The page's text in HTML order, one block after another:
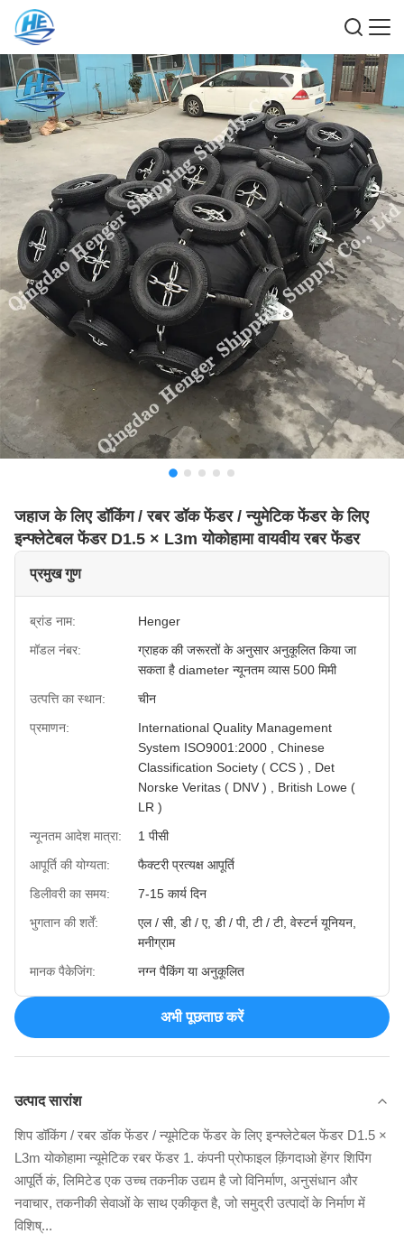
जहाज के लिए डॉकिंग / रबर डॉक फेंडर / न्युमेटिक फेंडर के लिए
इन्फ्लेटेबल फेंडर D1.5 × L3m योकोहामा वायवीय रबर फेंडर
प्रमुख गुण
ब्रांड नाम:
Henger
मॉडल नंबर:
ग्राहक की जरूरतों के अनुसार अनुकूलित किया जा
सकता है diameter न्यूनतम व्यास 500 मिमी
उत्पत्ति का स्थान:
चीन
प्रमाणन:
International Quality Management
System ISO9001:2000 , Chinese
Classification Society ( CCS ) , Det
Norske Veritas ( DNV ) , British Lowe (
LR )
न्यूनतम आदेश मात्रा:
1 पीसी
आपूर्ति की योग्यता:
फैक्टरी प्रत्यक्ष आपूर्ति
डिलीवरी का समय:
7-15 कार्य दिन
भुगतान की शर्तें:
एल / सी, डी / ए, डी / पी, टी / टी, वेस्टर्न यूनियन,
मनीग्राम
मानक पैकेजिंग:
नग्न पैकिंग या अनुकूलित
अभी पूछताछ करें
उत्पाद सारांश
शिप डॉकिंग / रबर डॉक फेंडर / न्यूमेटिक फेंडर के लिए इन्फ्लेटेबल फेंडर D1.5 ×
L3m योकोहामा न्यूमेटिक रबर फेंडर 1. कंपनी प्रोफाइल क़िंगदाओ हेंगर शिपिंग
आपूर्ति कं, लिमिटेड एक उच्च तकनीक उद्यम है जो विनिर्माण, अनुसंधान और
नवाचार, तकनीकी सेवाओं के साथ एकीकृत है, जो समुद्री उत्पादों के निर्माण में
विशिष्...